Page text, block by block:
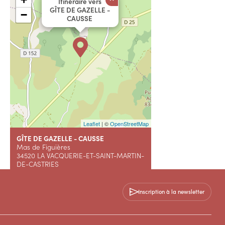
GÎTE DE GAZELLE -
CAUSSE
−
Leaflet | ©OpenStreetMap
GÎTE DE GAZELLE - CAUSSE
Mas de Figuières
34520 LA VACQUERIE-ET-SAINT-MARTIN-
DE-CASTRIES
Inscription à la newsletter